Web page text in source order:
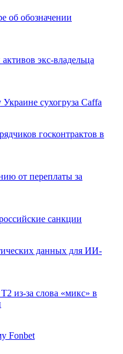
об обозначении
экс-владельца
сухогруза Caffa
госконтрактов в
от переплаты за
санкции
данных для ИИ-
из-за слова «микс» в
Fonbet